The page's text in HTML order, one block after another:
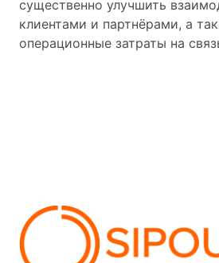
существенно улучшить
клиентами и партнёрами, а
операционные затраты на